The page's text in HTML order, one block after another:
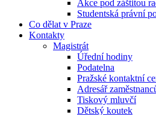
Akce pod záštitou
Studentská právní
Co dělat v Praze
Kontakty
Magistrát
Úřední hodiny
Podatelna
Pražské kontaktní
Adresář
Tiskový mluvčí
Dětský koutek